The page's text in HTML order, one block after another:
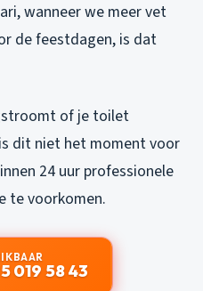
wanneer we meer vet
de feestdagen, is dat
of je toilet
dit niet het moment voor
24 uur professionele
te voorkomen.
019 58 43